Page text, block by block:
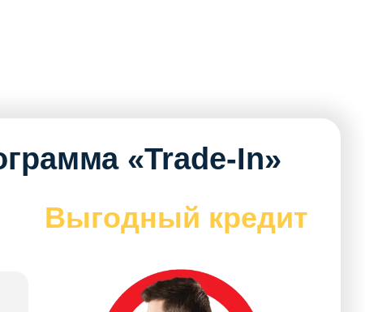
«Trade-In»
Выгодный кредит